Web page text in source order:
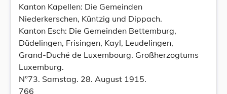
Kanton Kapellen: Die Gemeinden
Niederkerschen, Küntzig und Dippach.
Kanton Esch: Die Gemeinden Bettemburg,
Düdelingen, Frisingen, Kayl, Leudelingen,
Grand-Duché de Luxembourg. Großherzogtums
Luxemburg.
N°73. Samstag. 28. August 1915.
766